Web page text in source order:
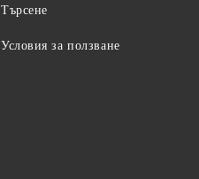
Търсене
Условия за ползване